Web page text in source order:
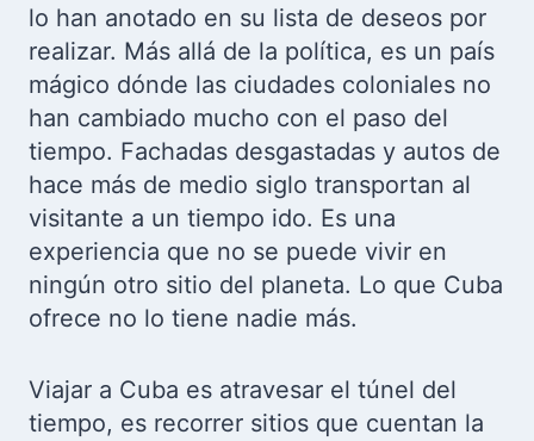
lo han anotado en su lista de deseos por
realizar. Más allá de la política, es un país
mágico dónde las ciudades coloniales no
han cambiado mucho con el paso del
tiempo. Fachadas desgastadas y autos de
hace más de medio siglo transportan al
visitante a un tiempo ido. Es una
experiencia que no se puede vivir en
ningún otro sitio del planeta. Lo que Cuba
ofrece no lo tiene nadie más.
Viajar a Cuba es atravesar el túnel del
tiempo, es recorrer sitios que cuentan la